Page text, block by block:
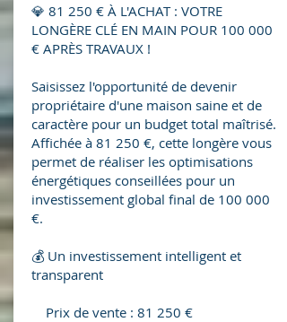
💎 81 250 € À L'ACHAT : VOTRE
LONGÈRE CLÉ EN MAIN POUR 100 000
€ APRÈS TRAVAUX !
Saisissez l'opportunité de devenir
propriétaire d'une maison saine et de
caractère pour un budget total maîtrisé.
Affichée à 81 250 €, cette longère vous
permet de réaliser les optimisations
énergétiques conseillées pour un
investissement global final de 100 000
€.
💰 Un investissement intelligent et
transparent
Prix de vente : 81 250 €